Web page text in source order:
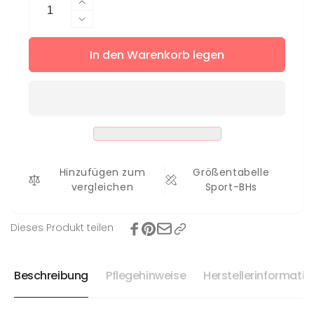
Erhöhe
die
Menge
für
Verringere
die
Menge
für
In den Warenkorb legen
Hinzufügen zum
vergleichen
Größentabelle
Sport-BHs
Dieses Produkt teilen
Beschreibung Pflegehinweise